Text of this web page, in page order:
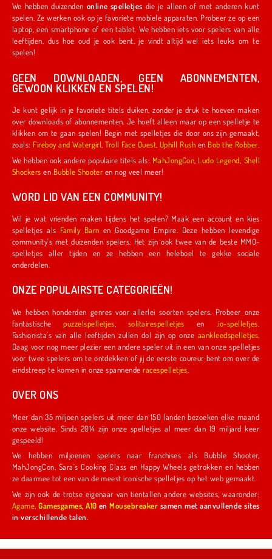
We hebben duizenden online spelletjes die je alleen of met anderen kunt
spelen. Ze werken ook op je favoriete mobiele apparaten. Probeer ze op een
laptop, een smartphone of een tablet. We hebben iets voor spelers van alle
leeftijden, dus hoe oud je ook bent, je vindt altijd wel iets leuks om te
spelen!
GEEN DOWNLOADEN, GEEN ABONNEMENTEN,
GEWOON KLIKKEN EN SPELEN!
Je kunt gelijk in je favoriete titels duiken, zonder je druk te hoeven maken
over downloads of abonnementen. Je hoeft alleen maar op een spelletje te
klikken om te gaan spelen! Begin met spelletjes die door ons zijn gemaakt,
zoals:
Fireboy and Watergirl ,Troll Face Quest Uphill Rush en Bob the Robber
We hebben ook andere populaire titels als: MahJongCon Ludo Legend Shell
Shockers en Bubble Shooter en nog veel meer!
WORD LID VAN EEN COMMUNITY!
Wil je wat vrienden maken tijdens het spelen? Maak een account en kies
spelletjes als
Family Barn en Goodgame Empire. Deze hebben levendige
community's met duizenden spelers. Het zijn ook twee van de beste MMO-
spelletjes aller tijden en ze hebben een heleboel te gekke sociale
onderdelen.
ONZE POPULAIRSTE CATEGORIEËN!
We hebben honderden genres voor allerlei soorten spelers. Probeer onze
fantastischepuzzelspelletjes solitairespelletjes en .io-spelletjes
Fashionista's van alle leeftijden zullen dol zijn op onze aankleedspelletjes
Daag voor nog meer plezier een andere speler uit in een van onze spelletjes
voor twee spelers om te ontdekken of jij de eerste coureur bent om over de
eindstreep te komen in onze spannenderacespelletjes
OVER ONS
Meer dan 35 miljoen spelers uit meer dan 150 landen bezoeken elke maand
onze website. Sinds 2014 zijn onze spelletjes al meer dan 19 miljard keer
gespeeld!
We hebben miljoenen spelers naar franchises als Bubble Shooter,
MahJongCon, Sara's Cooking Class en Happy Wheels getrokken en hebben
ze daarmee tot een van de meest iconische spelletjes op het web gemaakt.
We zijn ook de trotse eigenaar van tientallen andere websites, waaronder:
Agame ,Gamesgames,A10 enMousebreaker samen met aanvullende sites
in verschillende talen.